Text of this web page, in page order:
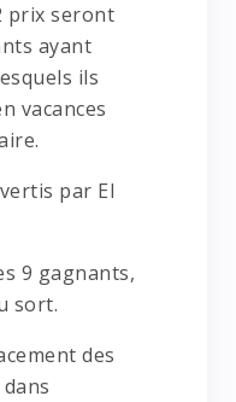
prix seront
ayant
ils
vacances
par EI
9 gagnants,
sort.
des